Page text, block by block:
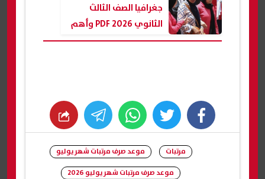
جغرافيا الصف الثالث
الثانوي 2026 PDF وأهم
الأسئلة المتوقعة
facebook
twitter
whats
مرتبات
موعد صرف مرتبات شهر يوليو
موعد صرف مرتبات شهر يوليو 2026